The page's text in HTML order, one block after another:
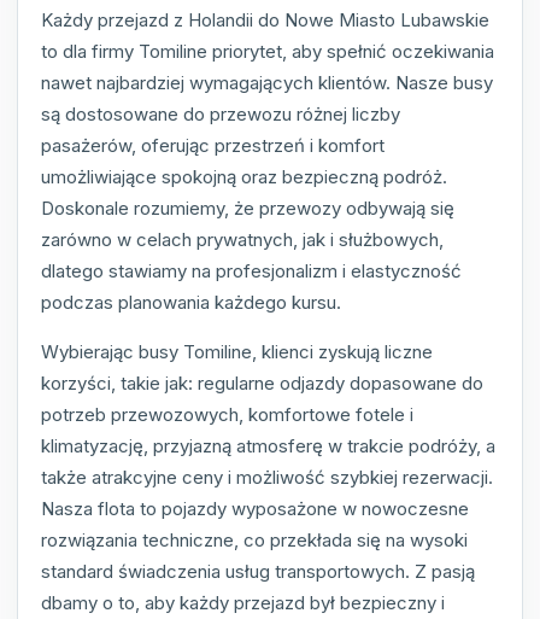
Każdy przejazd z Holandii do Nowe Miasto Lubawskie
to dla firmy Tomiline priorytet, aby spełnić oczekiwania
nawet najbardziej wymagających klientów. Nasze busy
są dostosowane do przewozu różnej liczby
pasażerów, oferując przestrzeń i komfort
umożliwiające spokojną oraz bezpieczną podróż.
Doskonale rozumiemy, że przewozy odbywają się
zarówno w celach prywatnych, jak i służbowych,
dlatego stawiamy na profesjonalizm i elastyczność
podczas planowania każdego kursu.
Wybierając busy Tomiline, klienci zyskują liczne
korzyści, takie jak: regularne odjazdy dopasowane do
potrzeb przewozowych, komfortowe fotele i
klimatyzację, przyjazną atmosferę w trakcie podróży, a
także atrakcyjne ceny i możliwość szybkiej rezerwacji.
Nasza flota to pojazdy wyposażone w nowoczesne
rozwiązania techniczne, co przekłada się na wysoki
standard świadczenia usług transportowych. Z pasją
dbamy o to, aby każdy przejazd był bezpieczny i